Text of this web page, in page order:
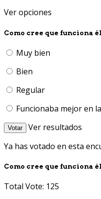
Ver opciones
Como cree que funciona
Muy bien
Bien
Regular
Funcionaba mejor en
Votar
Ver resultados
Ya has votado en esta
Como cree que funciona
Total Vote: 125